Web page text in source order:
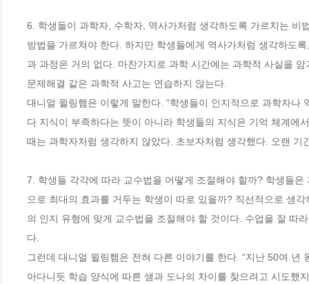
6. 학생들이 과학자, 수학자, 역사가처럼 생각하도록 가르치는
방법을 가르쳐야 한다. 하지만 학생들에게 역사가처럼 생각하도
과 과정은 거의 없다. 마찬가지로 과학 시간에는 과학적 사실을
문제해결 같은 과학적 사고는 연습하지 않는다.
대니얼 윌링햄은 이렇게 말한다. “학생들이 인지적으로 과학자
다 지식이 부족하다는 뜻이 아니라 학생들의 지식은 기억 체계에
때는 과학자처럼 생각하지 않았다. 초보자처럼 생각했다. 오랜
7. 학생들 각각에 따라 교수법을 어떻게 조절해야 할까? 학생들
으로 최대의 효과를 거두는 학생이 따로 있을까? 직선적으로 생
의 인지 유형에 맞게 교수법을 조절해야 할 것이다. 수업을 잘 따
다.
그런데 대니얼 윌링햄은 전혀 다른 이야기를 한다. “지난 50여
아다니듯 학습 양식에 따른 샘과 도나의 차이를 찾으려고 시도했